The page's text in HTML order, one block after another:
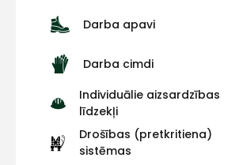
Darba apavi
Darba cimdi
Individuālie aizsardzības
līdzekļi
Drošības (pretkritiena)
sistēmas